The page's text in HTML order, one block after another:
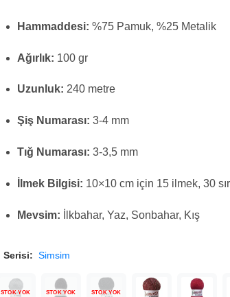
Hammaddesi: %75 Pamuk, %25 Metalik
Ağırlık: 100 gr
Uzunluk: 240 metre
Şiş Numarası: 3-4 mm
Tığ Numarası: 3-3,5 mm
İlmek Bilgisi: 10×10 cm için 15 ilmek, 30
Mevsim: İlkbahar, Yaz, Sonbahar, Kış
Serisi: Simsim
STOK YOK STOK YOK STOK YOK